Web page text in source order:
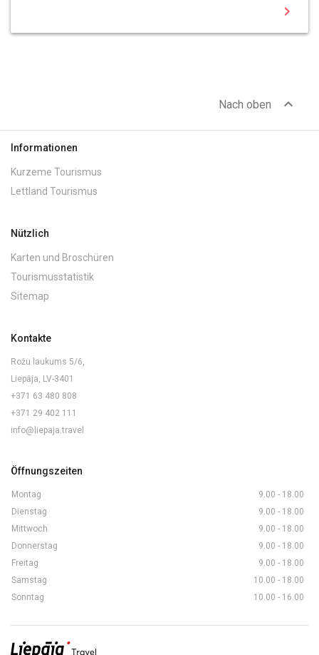
chevron_right
Nach oben expand_less
Informationen
Kurzeme Tourismus
Lettland Tourismus
Nützlich
Karten und Broschüren
Tourismusstatistik
Sitemap
Kontakte
Rožu laukums 5/6,
Liepāja, LV-3401
+371 63 480 808
+371 29 402 111
info@liepaja.travel
Öffnungszeiten
Montag
9.00 - 18.00
Dienstag
9.00 - 18.00
Mittwoch
9.00 - 18.00
Donnerstag
9.00 - 18.00
Freitag
9.00 - 18.00
Samstag
10.00 - 18.00
Sonntag
10.00 - 16.00